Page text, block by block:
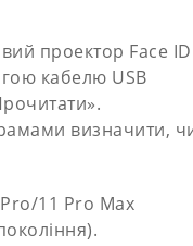
проектор Face
кабелю USB
визначити,
11 Pro Max